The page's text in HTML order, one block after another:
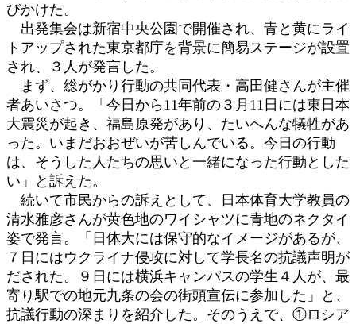
びかけた。
出発集会は新宿中央公園で開催され、青と黄にライ
トアップされた東京都庁を背景に簡易ステージが設置
され、３人が発言した。
まず、総がかり行動の共同代表・高田健さんが主催
者あいさつ。「今日から11年前の３月11日には東日本
大震災が起き、福島原発があり、たいへんな犠牲があ
った。いまだおおぜいが苦しんでいる。今日の行動
は、そうした人たちの思いと一緒になった行動とした
い」と訴えた。
続いて市民からの訴えとして、日本体育大学教員の
清水雅彦さんが黄色地のワイシャツに青地のネクタイ
姿で発言。「日体大には保守的なイメージがあるが、
７日にはウクライナ侵攻に対して学長名の抗議声明が
だされた。９日には横浜キャンパスの学生４人が、最
寄り駅での地元九条の会の街頭宣伝に参加した」と、
抗議行動の深まりを紹介した。そのうえで、①ロシア